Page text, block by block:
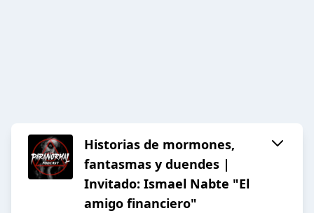
Historias de mormones,
fantasmas y duendes |
Invitado: Ismael Nabte "El
amigo financiero"